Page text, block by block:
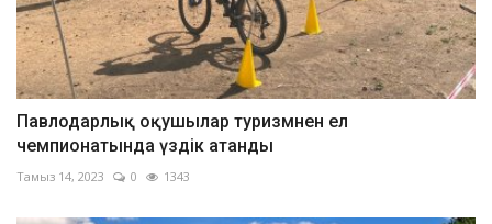
Павлодарлық оқушылар туризмнен ел
чемпионатында үздік атанды
Тамыз 14, 2023 0 1343